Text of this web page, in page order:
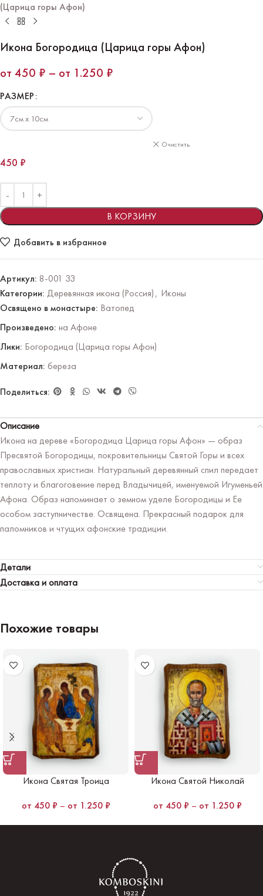
(Царица горы Афон)
Икона Богородица (Царица горы Афон)
450 ₽ – 1.250 ₽
РАЗМЕР
Очистить
450 ₽
В КОРЗИНУ
Добавить в избранное
Артикул: 8-001 33
Категории: Деревянная икона (Россия), Иконы
Освящено в монастыре: Ватопед
Произведено: на Афоне
Лики: Богородица (Царица горы Афон)
Материал: береза
Поделиться:
Описание
Икона на дереве «Богородица Царица горы Афон» — образ
Пресвятой Богородицы, покровительницы Святой Горы и всех
православных христиан. Натуральный деревянный спил передает
теплоту и благоговение перед Владычицей, именуемой Игуменьей
Афона. Образ напоминает о земном уделе Богородицы и Ее
особом заступничестве. Освящена. Прекрасный подарок для
паломников и чтущих афонские традиции.
Детали
Доставка и оплата
Похожие товары
Икона Святая Троица
450 ₽ – 1.250 ₽
Икона Святой Николай
450 ₽ – 1.250 ₽